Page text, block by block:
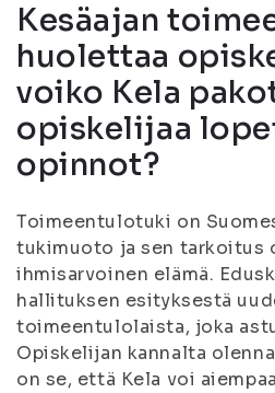
Kesäajan
huolettaa
voiko Kela
opiskelijaa
opinnot?
Toimeentulotuki on
tukimuoto ja sen tarkoitus
ihmisarvoinen elämä.
hallituksen esityksestä
toimeentulolaista, joka
Opiskelijan kannalta
on se, että Kela voi